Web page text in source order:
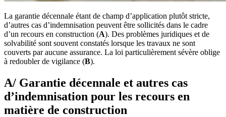
La garantie décennale étant de champ d’application plutôt stricte,
d’autres cas d’indemnisation peuvent être sollicités dans le cadre
d’un recours en construction (A). Des problèmes juridiques et de
solvabilité sont souvent constatés lorsque les travaux ne sont
couverts par aucune assurance. La loi particulièrement sévère oblige
à redoubler de vigilance (B).
A/ Garantie décennale et autres cas
d’indemnisation pour les recours en
matière de construction